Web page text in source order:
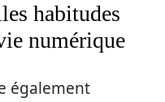
habitudes
numérique
également